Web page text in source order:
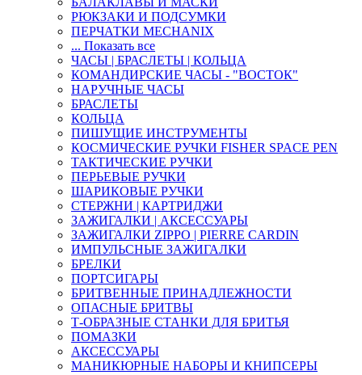
РЮКЗАКИ И ПОДСУМКИ
ПЕРЧАТКИ MECHANIX
... Показать все
ЧАСЫ | БРАСЛЕТЫ | КОЛЬЦА
КОМАНДИРСКИЕ ЧАСЫ - "ВОСТОК"
НАРУЧНЫЕ ЧАСЫ
БРАСЛЕТЫ
КОЛЬЦА
ПИШУЩИЕ ИНСТРУМЕНТЫ
КОСМИЧЕСКИЕ РУЧКИ FISHER SPACE PEN
ТАКТИЧЕСКИЕ РУЧКИ
ПЕРЬЕВЫЕ РУЧКИ
ШАРИКОВЫЕ РУЧКИ
СТЕРЖНИ | КАРТРИДЖИ
ЗАЖИГАЛКИ | АКСЕССУАРЫ
ЗАЖИГАЛКИ ZIPPO | PIERRE CARDIN
ИМПУЛЬСНЫЕ ЗАЖИГАЛКИ
БРЕЛКИ
ПОРТСИГАРЫ
БРИТВЕННЫЕ ПРИНАДЛЕЖНОСТИ
ОПАСНЫЕ БРИТВЫ
Т-ОБРАЗНЫЕ СТАНКИ ДЛЯ БРИТЬЯ
ПОМАЗКИ
АКСЕССУАРЫ
МАНИКЮРНЫЕ НАБОРЫ И КНИПСЕРЫ